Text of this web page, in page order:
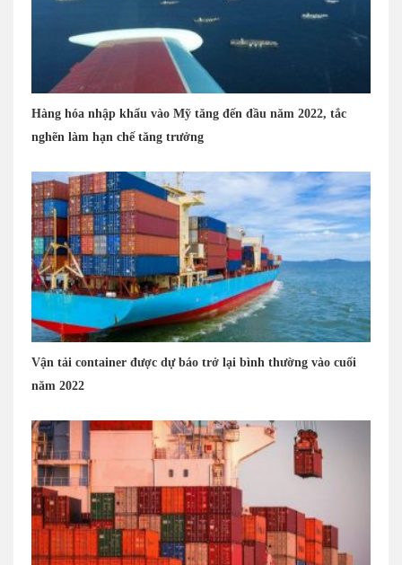
Hàng hóa nhập khẩu vào Mỹ tăng đến đầu năm 2022, tắc
nghẽn làm hạn chế tăng trưởng
Vận tải container được dự báo trở lại bình thường vào cuối
năm 2022